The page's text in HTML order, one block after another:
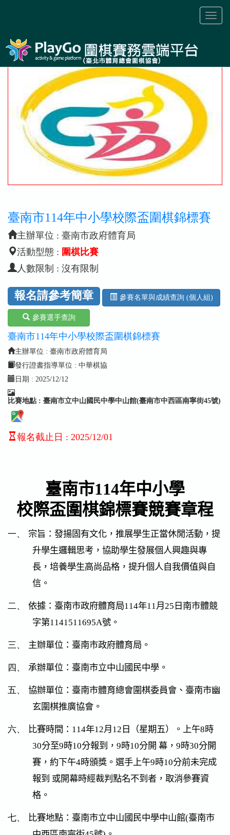
Toggle
臺南市114年中小學校際盃圍棋錦標賽
主辦單位 : 臺南市政府體育局
活動型態 : 圍棋比賽
人數限制 : 沒有限制
報名請參考簡章 參賽名單與成績查詢 (個人組)
參賽選手查詢
臺南市114年中小學校際盃圍棋錦標賽
主辦單位 : 臺南市政府體育局
發行證書指導單位 : 中華棋協
日期 : 2025/12/12
比賽地點 : 臺南市立中山國民中學中山館(臺南市中西區南寧街45號)
報名截止日 : 2025/12/01